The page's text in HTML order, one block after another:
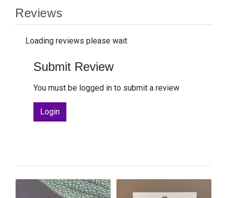
Reviews
Loading reviews please wait
Submit Review
You must be logged in to submit a review
Login